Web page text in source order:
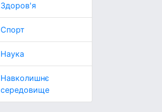
Здоров'я
Спорт
Наука
Навколишнє
середовище